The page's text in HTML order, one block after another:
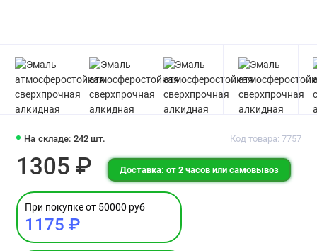
На складе: 242 шт. Код товара: 7757
1305 ₽ Доставка: от 2 часов или самовывоз
При покупке от 50000 руб
1175 ₽